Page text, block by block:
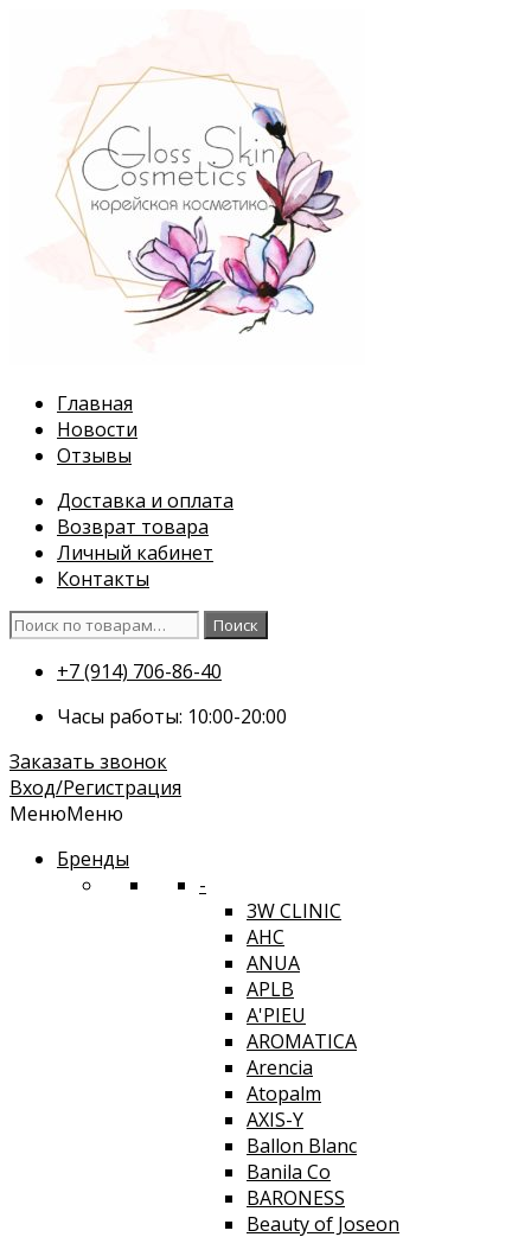
содержимому
Главная
Новости
Отзывы
Доставка и оплата
Возврат товара
Личный кабинет
Контакты
Искать:
Поиск
+7 (914) 706-86-40
Часы работы: 10:00-20:00
Заказать звонок
Вход/Регистрация
МенюМеню
Бренды
-
3W CLINIC
AHC
ANUA
APLB
A'PIEU
AROMATICA
Arencia
Atopalm
AXIS-Y
Ballon Blanc
Banila Co
BARONESS
Beauty of Joseon